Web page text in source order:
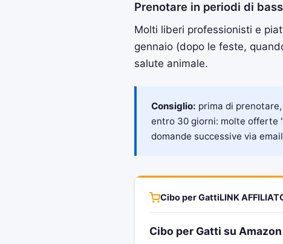
Prenotare in periodi di
Molti liberi professionisti e
gennaio (dopo le feste,
salute animale.
Consiglio: prima di
entro 30 giorni: molte offerte
domande successive via
Cibo per GattiLINK
Cibo per Gatti su Amazon